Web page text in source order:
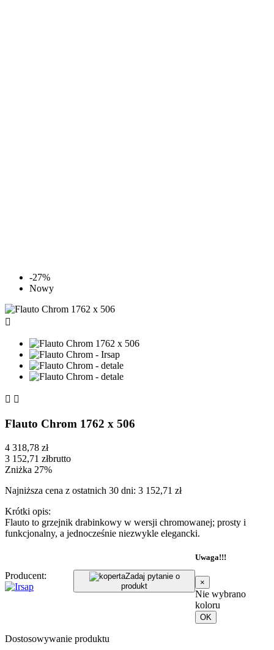
-27%
Nowy

 
Flauto Chrom 1762 x 506
4 318,78 zł
3 152,71 złbrutto
Zniżka 27%
Najniższa cena z ostatnich 30 dni: 3 152,71 zł
Krótki opis:
Flauto to grzejnik drabinkowy w wersji chromowanej; prosty i
funkcjonalny, a jednocześnie niezwykle elegancki.
Producent:
Zadaj pytanie o
produkt
Uwaga!!!
×
Nie wybrano
koloru
OK
Dostosowywanie produktu